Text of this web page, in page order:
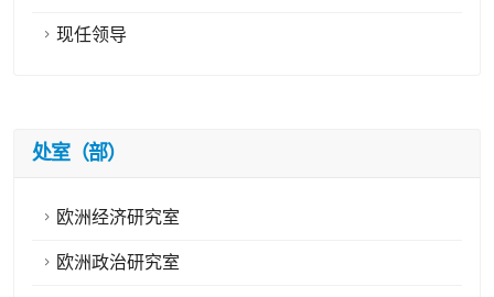
现任领导
处室（部）
欧洲经济研究室
欧洲政治研究室